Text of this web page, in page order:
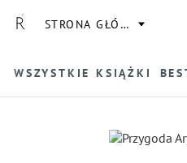
STRONA GŁÓWNA
WSZYSTKIE KSIĄŻKI